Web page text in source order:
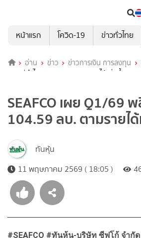
หน้าแรก
โควิด-19 ข่าวทั่วไทย
อ่าน ข่าว ข่าวการเงิน การลงทุน
พลิกมีกำไร 104.59 ลบ. ตามรายได้เพิ่มขึ้น
SEAFCO เผย Q1/69
104.59 ลบ. ตามรายไ
ทันหุ้น
11 พฤษภาคม 2569 ( 18:05 )
#SEAFCO #ทันหุ้น-บริษัท ซีฟโก้ จำกั